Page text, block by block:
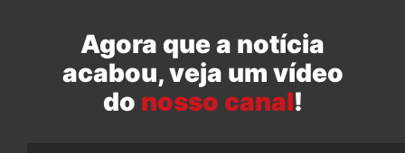
Agora que a notícia
acabou, veja um vídeo
do nosso canal!